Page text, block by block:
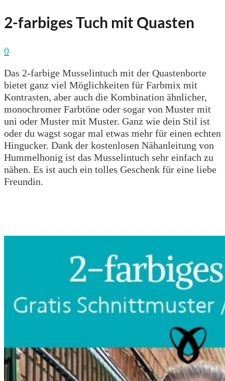
2-farbiges Tuch mit Quasten
0
Das 2-farbige Musselintuch mit der Quastenborte
bietet ganz viel Möglichkeiten für Farbmix mit
Kontrasten, aber auch die Kombination ähnlicher,
monochromer Farbtöne oder sogar von Muster mit
uni oder Muster mit Muster. Ganz wie dein Stil ist
oder du wagst sogar mal etwas mehr für einen echten
Hingucker. Dank der kostenlosen Nähanleitung von
Hummelhonig ist das Musselintuch sehr einfach zu
nähen. Es ist auch ein tolles Geschenk für eine liebe
Freundin.